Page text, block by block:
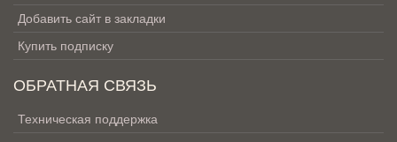
Добавить сайт в закладки
Купить подписку
ОБРАТНАЯ СВЯЗЬ
Техническая поддержка